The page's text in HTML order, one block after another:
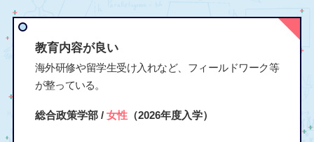
教育内容が良い
海外研修や留学生受け入れなど、フィールドワーク等
が整っている。
総合政策学部 / 女性（2026年度入学）